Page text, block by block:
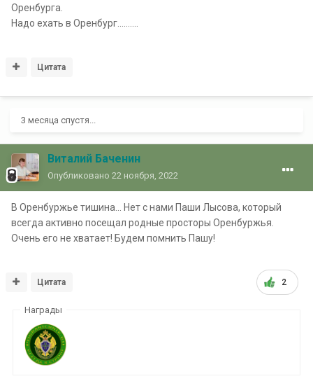
Оренбурга.
Надо ехать в Оренбург..........
Цитата
3 месяца спустя...
Виталий Баченин
Опубликовано 22 ноября, 2022
В Оренбуржье тишина... Нет с нами Паши Лысова, который
всегда активно посещал родные просторы Оренбуржья.
Очень его не хватает! Будем помнить Пашу!
2
Цитата
Награды